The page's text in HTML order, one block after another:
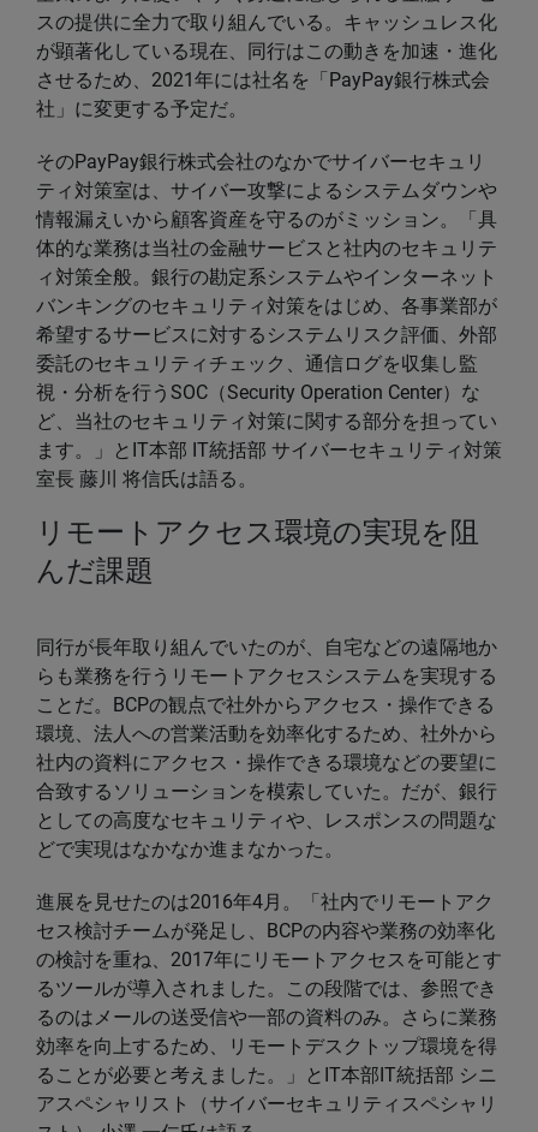
スの提供に全力で取り組んでいる。キャッシュレス化
が顕著化している現在、同行はこの動きを加速・進化
させるため、2021年には社名を「PayPay銀行株式会
社」に変更する予定だ。
そのPayPay銀行株式会社のなかでサイバーセキュリ
ティ対策室は、サイバー攻撃によるシステムダウンや
情報漏えいから顧客資産を守るのがミッション。「具
体的な業務は当社の金融サービスと社内のセキュリテ
ィ対策全般。銀行の勘定系システムやインターネット
バンキングのセキュリティ対策をはじめ、各事業部が
希望するサービスに対するシステムリスク評価、外部
委託のセキュリティチェック、通信ログを収集し監
視・分析を行うSOC（Security Operation Center）な
ど、当社のセキュリティ対策に関する部分を担ってい
ます。」とIT本部 IT統括部 サイバーセキュリティ対策
室長 藤川 将信氏は語る。
リモートアクセス環境の実現を阻
んだ課題
同行が長年取り組んでいたのが、自宅などの遠隔地か
らも業務を行うリモートアクセスシステムを実現する
ことだ。BCPの観点で社外からアクセス・操作できる
環境、法人への営業活動を効率化するため、社外から
社内の資料にアクセス・操作できる環境などの要望に
合致するソリューションを模索していた。だが、銀行
としての高度なセキュリティや、レスポンスの問題な
どで実現はなかなか進まなかった。
進展を見せたのは2016年4月。「社内でリモートアク
セス検討チームが発足し、BCPの内容や業務の効率化
の検討を重ね、2017年にリモートアクセスを可能とす
るツールが導入されました。この段階では、参照でき
るのはメールの送受信や一部の資料のみ。さらに業務
効率を向上するため、リモートデスクトップ環境を得
ることが必要と考えました。」とIT本部IT統括部 シニ
アスペシャリスト（サイバーセキュリティスペシャリ